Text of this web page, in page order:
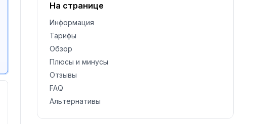
На странице
Информация
Тарифы
Обзор
Плюсы и минусы
Отзывы
FAQ
Альтернативы